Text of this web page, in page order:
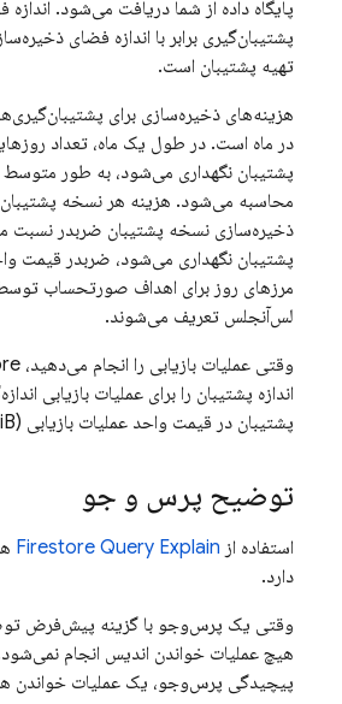
پایگاه داده از شما دریافت می‌شود.
پشتیبان‌گیری برابر با اندازه فضای
تهیه پشتیبان است.
هزینه‌های ذخیره‌سازی برای
در ماه است. در طول یک ماه، تعداد
پشتیبان نگهداری می‌شود، به طور متوسط
محاسبه می‌شود. هزینه هر نسخه پشتیبان
ذخیره‌سازی نسخه پشتیبان ضربدر نسبت
پشتیبان نگهداری می‌شود، ضربدر قیمت
مرزهای روز برای اهداف صورتحساب توسط
لس‌آنجلس تعریف می‌شوند.
وقتی عملیات بازیابی را انجام می‌دهید،
اندازه پشتیبان را برای عملیات بازیابی
پشتیبان در قیمت واحد عملیات بازیابی (GiB) ضرب می‌شود.
توضیح پرس و جو
استفاده از Firestore Query Explain
دارد.
وقتی یک پرس‌وجو با گزینه پیش‌فرض
هیچ عملیات خواندن اندیس انجام
پیچیدگی پرس‌وجو، یک عملیات خواندن